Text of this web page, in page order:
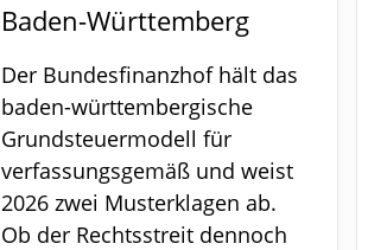
Baden-Württemberg
Der Bundesfinanzhof hält das
baden-württembergische
Grundsteuermodell für
verfassungsgemäß und weist
2026 zwei Musterklagen ab.
Ob der Rechtsstreit dennoch